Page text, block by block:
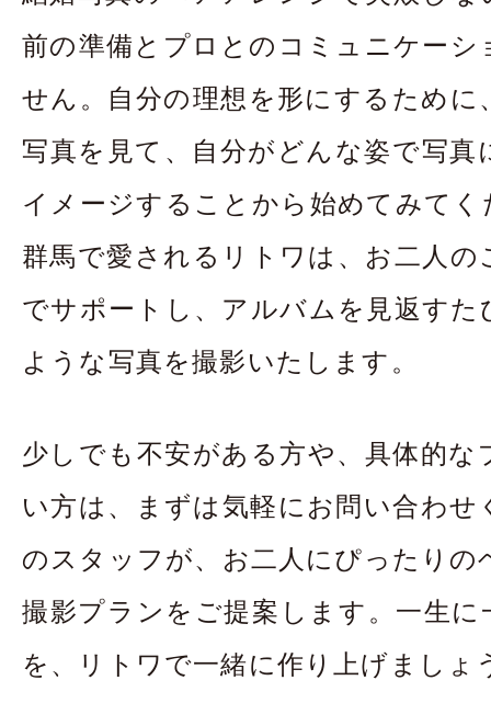
太田店
大宮店
太田店
大宮店
前の準備とプロとのコミュニケーシ
せん。自分の理想を形にするために
写真を見て、自分がどんな姿で写真
イメージすることから始めてみてく
群馬で愛されるリトワは、お二人の
でサポートし、アルバムを見返すた
ような写真を撮影いたします。
少しでも不安がある方や、具体的な
い方は、まずは気軽にお問い合わせ
のスタッフが、お二人にぴったりの
撮影プランをご提案します。一生に
を、リトワで一緒に作り上げましょ